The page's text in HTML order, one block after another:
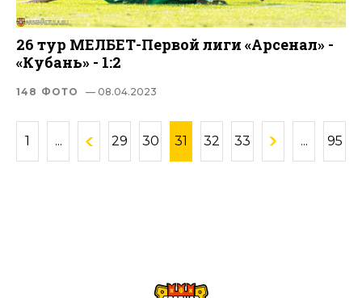
26 тур МЕЛБЕТ-Первой лиги «Арсенал» -
«Кубань» - 1:2
148 ФОТО — 08.04.2023
1 ... 29 30 31 32 33 ... 95